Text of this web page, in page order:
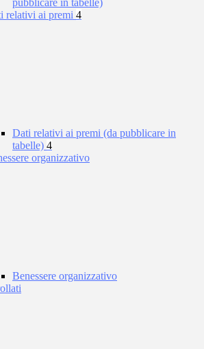
pubblicare in tabelle)
relativi ai premi 4
Dati relativi ai premi (da pubblicare in
tabelle) 4
organizzativo
Benessere organizzativo